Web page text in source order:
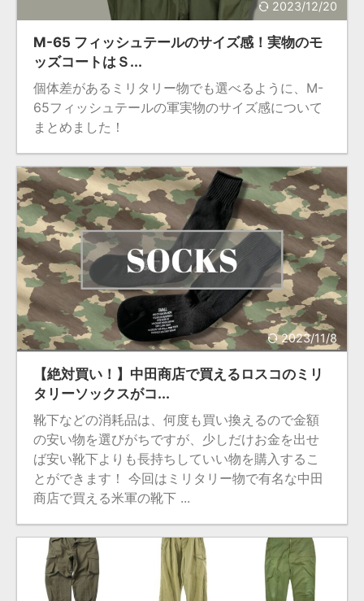
2023/12/20
M-65 フィッシュテールのサイズ感！実物のモ
ッズコートはＳ...
個体差があるミリタリー物でも選べるように、M-
65フィッシュテールの軍実物のサイズ感について
まとめました！
2023/11/8
【絶対買い！】中田商店で買えるロスコのミリ
タリーソックスがコ...
靴下などの消耗品は、何度も買い換えるので金額
の安い物を選びがちですが、少しだけお金を出せ
ば安い靴下よりも長持ちしていい物を購入するこ
とができます！ 今回はミリタリー物で有名な中田
商店で買える米軍の靴下 ...